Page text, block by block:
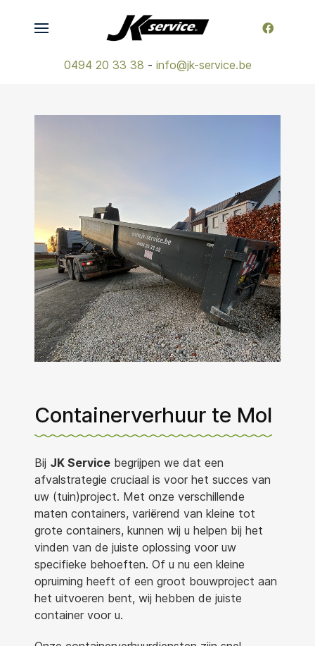
0494 20 33 38 - info@jk-service.be
Containerverhuur te Mol
Bij JK Service begrijpen we dat een
afvalstrategie cruciaal is voor het succes van
uw (tuin)project. Met onze verschillende
maten containers, variërend van kleine tot
grote containers, kunnen wij u helpen bij het
vinden van de juiste oplossing voor uw
specifieke behoeften. Of u nu een kleine
opruiming heeft of een groot bouwproject aan
het uitvoeren bent, wij hebben de juiste
container voor u.